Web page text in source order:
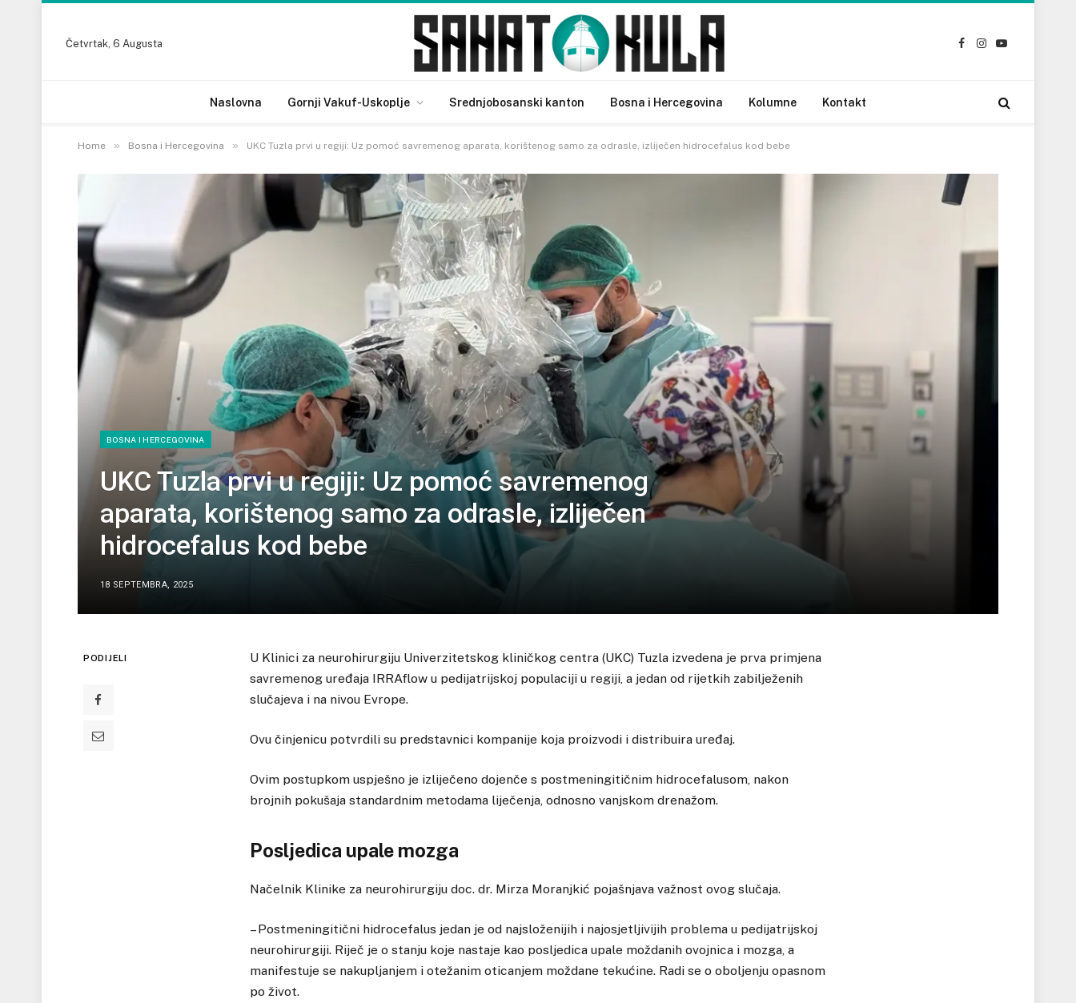
Četvrtak, 6 Augusta
Facebook
Instagram
YouTube
Naslovna Gornji Vakuf-Uskoplje Srednjobosanski kanton Bosna i Hercegovina Kolumne Kontakt
Home » Bosna i Hercegovina » UKC Tuzla prvi u regiji: Uz pomoć savremenog aparata, korištenog samo za odrasle, izliječen hidrocefalus kod bebe
BOSNA I HERCEGOVINA
UKC Tuzla prvi u regiji: Uz pomoć savremenog
aparata, korištenog samo za odrasle, izliječen
hidrocefalus kod bebe
18 SEPTEMBRA, 2025
PODIJELI
U Klinici za neurohirurgiju Univerzitetskog kliničkog centra (UKC) Tuzla izvedena je prva primjena
savremenog uređaja IRRAflow u pedijatrijskoj populaciji u regiji, a jedan od rijetkih zabilježenih
slučajeva i na nivou Evrope.
Ovu činjenicu potvrdili su predstavnici kompanije koja proizvodi i distribuira uređaj.
Ovim postupkom uspješno je izliječeno dojenče s postmeningitičnim hidrocefalusom, nakon
brojnih pokušaja standardnim metodama liječenja, odnosno vanjskom drenažom.
Posljedica upale mozga
Načelnik Klinike za neurohirurgiju doc. dr. Mirza Moranjkić pojašnjava važnost ovog slučaja.
– Postmeningitični hidrocefalus jedan je od najsloženijih i najosjetljivijih problema u pedijatrijskoj
neurohirurgiji. Riječ je o stanju koje nastaje kao posljedica upale moždanih ovojnica i mozga, a
manifestuje se nakupljanjem i otežanim oticanjem moždane tekućine. Radi se o oboljenju opasnom
po život.